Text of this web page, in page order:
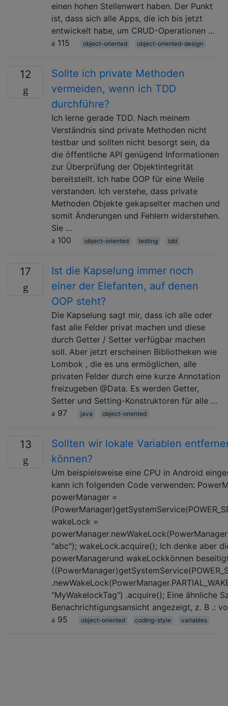
einen hohen Stellenwert haben. Der Punkt
ist, dass sich alle Apps, die ich bis jetzt
entwickelt habe, um CRUD-Operationen …
115
object-oriented object-oriented-design
12
Sollte ich private Methoden
vermeiden, wenn ich TDD
durchführe?
Ich lerne gerade TDD. Nach meinem
Verständnis sind private Methoden nicht
testbar und sollten nicht besorgt sein, da
die öffentliche API genügend Informationen
zur Überprüfung der Objektintegrität
bereitstellt. Ich habe OOP für eine Weile
verstanden. Ich verstehe, dass private
Methoden Objekte gekapselter machen und
somit Änderungen und Fehlern widerstehen.
Sie …
100
object-oriented testing tdd
17
Ist die Kapselung immer noch
einer der Elefanten, auf denen
OOP steht?
Die Kapselung sagt mir, dass ich alle oder
fast alle Felder privat machen und diese
durch Getter / Setter verfügbar machen
soll. Aber jetzt erscheinen Bibliotheken wie
Lombok , die es uns ermöglichen, alle
privaten Felder durch eine kurze Annotation
freizugeben @Data. Es werden Getter,
Setter und Setting-Konstruktoren für alle …
97
java object-oriented
13
Sollten wir lokale Variablen
können?
Um beispielsweise eine CPU in Android
kann ich folgenden Code verwenden:
powerManager =
wakeLock =
"abc"); wakeLock.acquire(); Ich denke aber
powerManagerund wakeLockkönnen
"MyWakelockTag") .acquire(); Eine ähnliche
Benachrichtigungsansicht angezeigt, z. B .:
95
object-oriented coding-style variables